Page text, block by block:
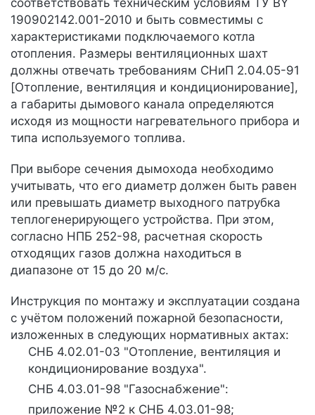
соответствовать техническим условиям ТУ BY
190902142.001-2010 и быть совместимы с
характеристиками подключаемого котла
отопления. Размеры вентиляционных шахт
должны отвечать требованиям СНиП 2.04.05-91
[Отопление, вентиляция и кондиционирование],
а габариты дымового канала определяются
исходя из мощности нагревательного прибора и
типа используемого топлива.
При выборе сечения дымохода необходимо
учитывать, что его диаметр должен быть равен
или превышать диаметр выходного патрубка
теплогенерирующего устройства. При этом,
согласно НПБ 252-98, расчетная скорость
отходящих газов должна находиться в
диапазоне от 15 до 20 м/с.
Инструкция по монтажу и эксплуатации создана
с учётом положений пожарной безопасности,
изложенных в следующих нормативных актах:
СНБ 4.02.01-03 "Отопление, вентиляция и
кондиционирование воздуха".
СНБ 4.03.01-98 "Газоснабжение":
приложение №2 к СНБ 4.03.01-98;